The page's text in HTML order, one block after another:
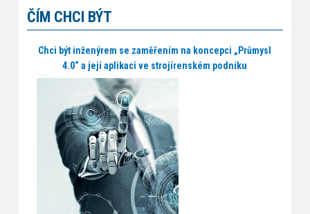
ČÍM CHCI BÝT
Chci být inženýrem se zaměřením na koncepci „Průmysl
4.0“ a její aplikaci ve strojírenském podniku